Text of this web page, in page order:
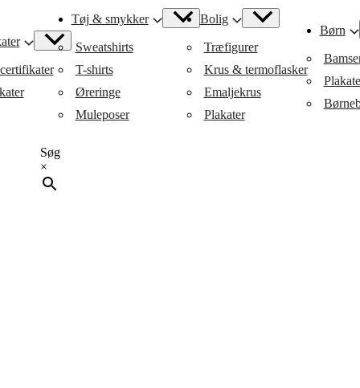
Tøj & smykker
Sweatshirts
T-shirts
Øreringe
Muleposer
Bolig
Træfigurer
Krus & termoflasker
Emaljekrus
Plakater
Børn
Søg
×